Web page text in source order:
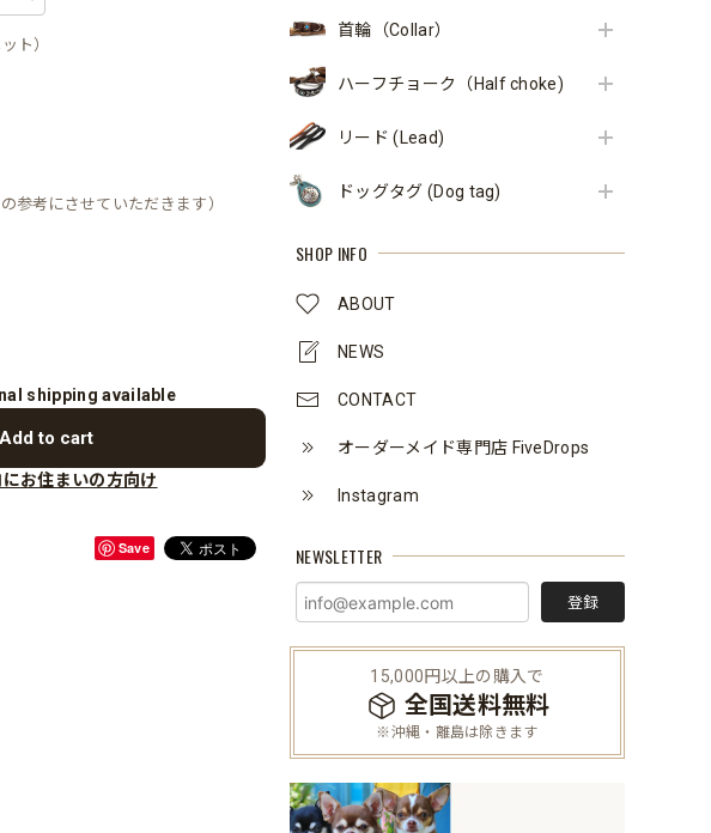
首輪（Collar）
ハーフチョーク（Half choke)
リード (Lead)
ドッグタグ (Dog tag)
SHOP INFO
ABOUT
NEWS
CONTACT
オーダーメイド専門店 FiveDrops
Instagram
NEWSLETTER
登録
15,000円以上の購入で
全国送料無料
※沖縄・離島は除きます
ト）
参考にさせていただきます）
shipping available
Add to cart
にお住まいの方向け
Save